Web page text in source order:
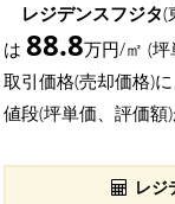
レジデンスフジタ(
は 88.8万円/㎡ (
取引価格(売却価格)
値段(坪単価、評価額
レジ